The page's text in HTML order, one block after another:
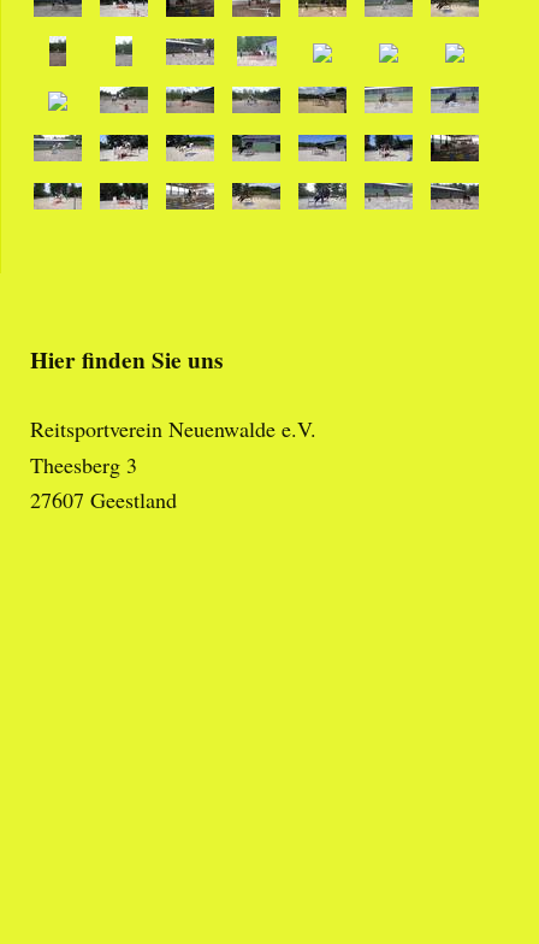
Hier finden Sie uns
Reitsportverein Neuenwalde e.V.
Theesberg 3
27607 Geestland